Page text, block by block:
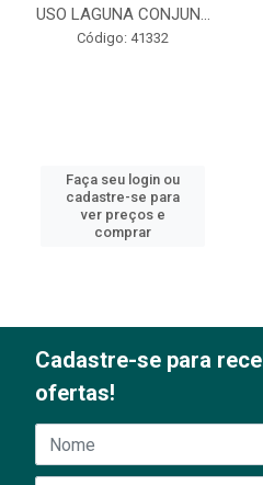
USO LAGUNA CONJUN...
Código: 41332
Faça seu login ou
cadastre-se para
ver preços e
comprar
Cadastre-se para
ofertas!